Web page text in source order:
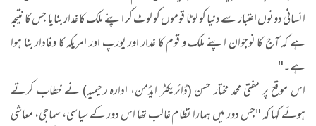
انسانی دونوں اعتبار سے دنیا کو لوٹا قوموں کو لوٹ کر اپنے ملک کا غدار بنایا جس کا نتیجہ
ہے کہ آج کا نوجوان اپنے ملک و قوم کا غدار اور یورپ اور امریکہ کا وفادار بنا ہوا
ہے۔"
اس موقع پر مفتی محمد مختار حسن (ڈائریکٹر ایڈمن، ادارہ رحیمیہ) نے خطاب کرتے
ہوئے کہا کہ "جس دور میں ہمارا نظام غالب تھا اس دور کے سیاسی، سماجی، معاشی